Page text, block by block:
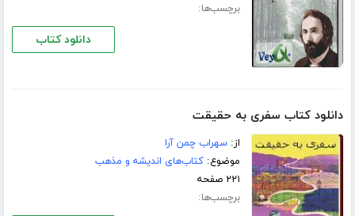
برچسب‌ها:
دانلود کتاب
دانلود کتاب سفری به حقیقت
از:سهراب چمن آرا
موضوع:کتاب‌های اندیشه و مذهب
۲۲۱ صفحه
برچسب‌ها: